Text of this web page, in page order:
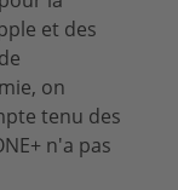
et des
on
tenu des
n'a pas